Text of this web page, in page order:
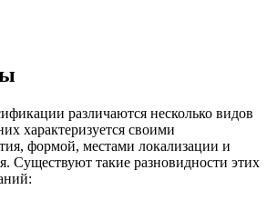
различаются несколько видов
характеризуется своими
формой, местами локализации и
Существуют такие разновидности этих